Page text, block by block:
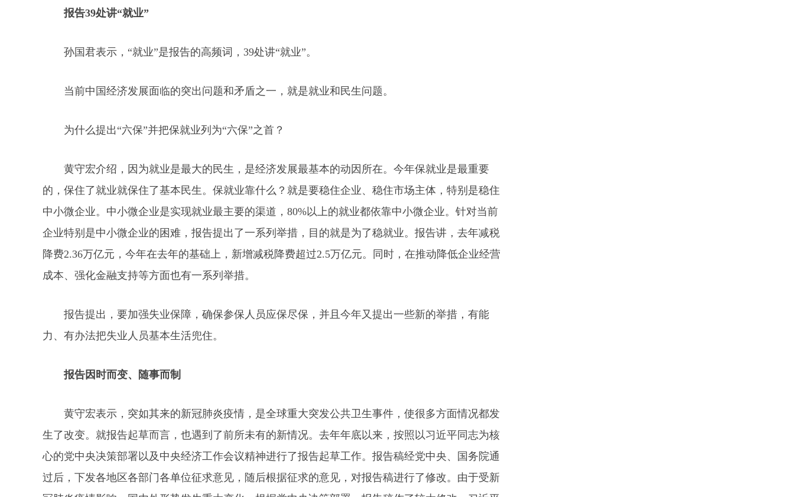
报告39处讲“就业”
孙国君表示，“就业”是报告的高频词，39处讲“就业”。
当前中国经济发展面临的突出问题和矛盾之一，就是就业和民生问题。
为什么提出“六保”并把保就业列为“六保”之首？
黄守宏介绍，因为就业是最大的民生，是经济发展最基本的动因所在。今年保就业是最重要
的，保住了就业就保住了基本民生。保就业靠什么？就是要稳住企业、稳住市场主体，特别是稳住
中小微企业。中小微企业是实现就业最主要的渠道，80%以上的就业都依靠中小微企业。针对当前
企业特别是中小微企业的困难，报告提出了一系列举措，目的就是为了稳就业。报告讲，去年减税
降费2.36万亿元，今年在去年的基础上，新增减税降费超过2.5万亿元。同时，在推动降低企业经营
成本、强化金融支持等方面也有一系列举措。
报告提出，要加强失业保障，确保参保人员应保尽保，并且今年又提出一些新的举措，有能
力、有办法把失业人员基本生活兜住。
报告因时而变、随事而制
黄守宏表示，突如其来的新冠肺炎疫情，是全球重大突发公共卫生事件，使很多方面情况都发
生了改变。就报告起草而言，也遇到了前所未有的新情况。去年年底以来，按照以习近平同志为核
心的党中央决策部署以及中央经济工作会议精神进行了报告起草工作。报告稿经党中央、国务院通
过后，下发各地区各部门各单位征求意见，随后根据征求的意见，对报告稿进行了修改。由于受新